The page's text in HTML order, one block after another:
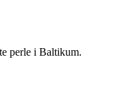
perle i Baltikum.